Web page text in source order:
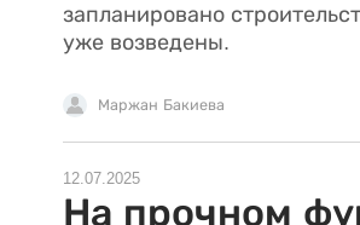
запланировано
уже возведены.
Маржан Бакиева
12.07.2025
На прочном